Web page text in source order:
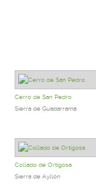
Cerro de San Pedro
Sierra de Guadarrama
Collado de Ortigosa
Sierra de Ayllón